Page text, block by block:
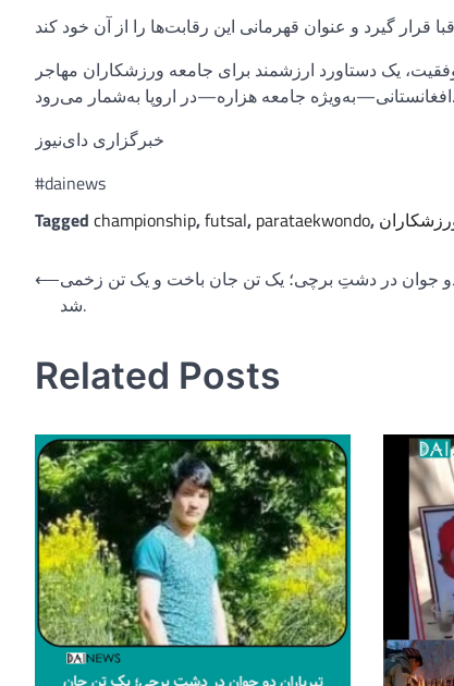
یک دستاورد ارزشمند برای جامعه ورزشکاران مهاجر
افغانستانی—به‌ویژه جامعه هزاره—در اروپا به‌شمار می‌رود.
خبرگزاری دای‌نیوز
#dainews
Tagged championship,futsal, parataekwondo,
Post
navigation
⟵دو جوان در دشتِ برچی؛ یک تن جان باخت و یک تن زخمی
شد.
Related Posts